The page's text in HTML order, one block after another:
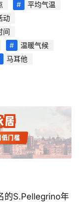
平均气温
动
间
温暖气候
马耳他
的S.Pellegrino年